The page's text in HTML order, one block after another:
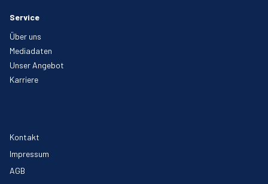
Service
Über uns
Mediadaten
Unser Angebot
Karriere
Kontakt
Impressum
AGB